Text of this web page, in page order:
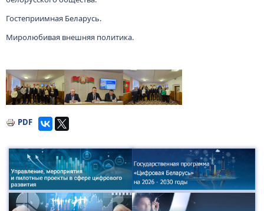
Гостеприимная Беларусь.
Миролюбивая внешняя политика.
Малюнак Малюнак Малюнак
PDF